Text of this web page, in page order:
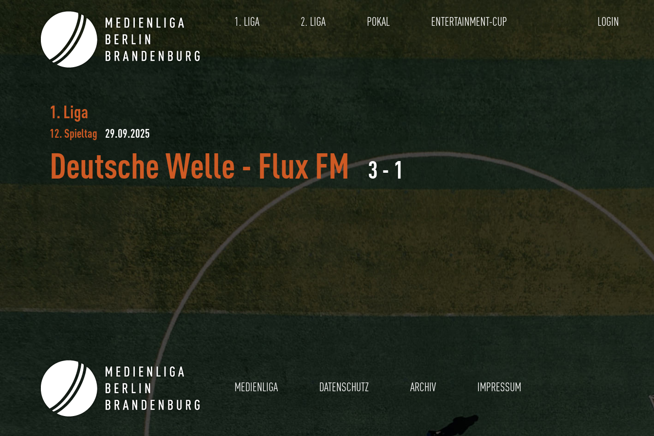
LOGIN
1. LIGA 2. LIGA POKAL ENTERTAINMENT-CUP
1. Liga
12. Spieltag 29.09.2025
Deutsche Welle - Flux FM 3 - 1
MEDIENLIGA DATENSCHUTZ ARCHIV IMPRESSUM